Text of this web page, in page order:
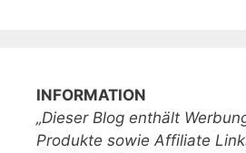
INFORMATION
„Dieser Blog enthält
Produkte sowie Affiliate